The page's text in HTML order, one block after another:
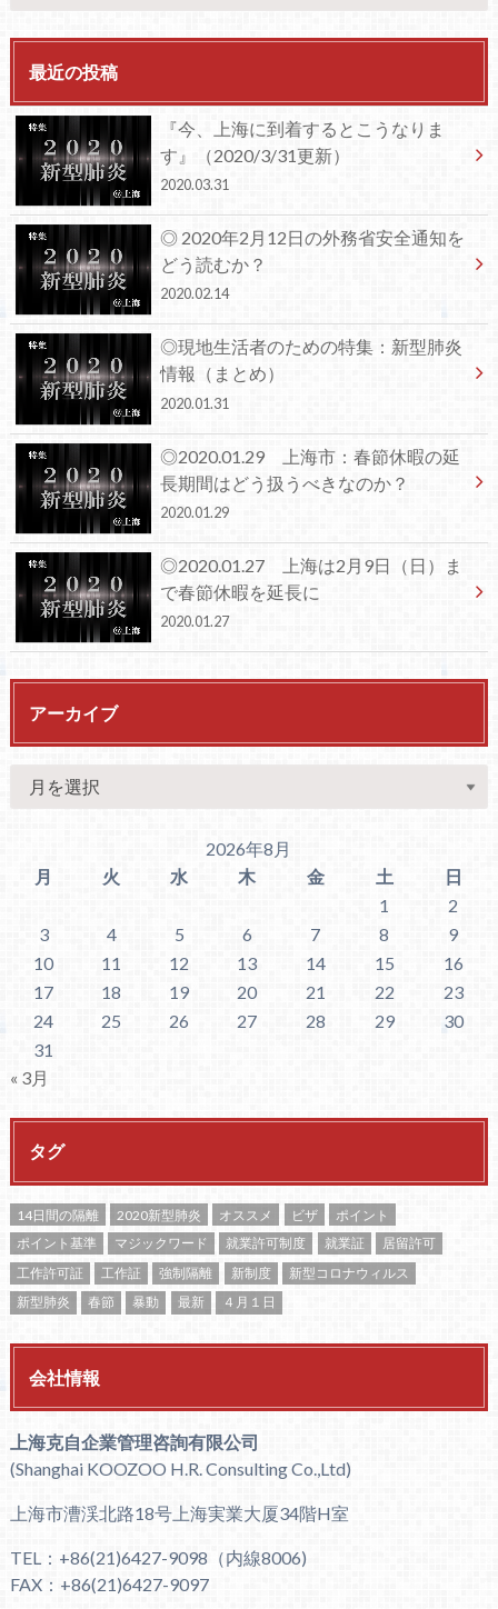
最近の投稿
『今、上海に到着するとこうなりま
す』（2020/3/31更新）
2020.03.31
◎ 2020年2月12日の外務省安全通知を
どう読むか？
2020.02.14
◎現地生活者のための特集：新型肺炎
情報（まとめ）
2020.01.31
◎2020.01.29 上海市：春節休暇の延
長期間はどう扱うべきなのか？
2020.01.29
◎2020.01.27 上海は2月9日（日）ま
で春節休暇を延長に
2020.01.27
アーカイブ
2026年8月
月
火 水 木 金 土
日
1
2
3
4 5 6 7 8
9
10
11 12 13 14 15
16
17
18 19 20 21 22
23
24
25 26 27 28 29
30
31
« 3月
タグ
14日間の隔離 2020新型肺炎 オススメ ビザ
ポイント
ポイント基準
マジックワード 就業許可制度 就業証
居留許可
工作許可証
工作証 強制隔離 新制度
新型コロナウィルス
新型肺炎
春節 暴動 最新 ４月１日
会社情報
上海克自企業管理咨詢有限公司
(Shanghai KOOZOO H.R. Consulting Co.,Ltd)
上海市漕渓北路18号上海実業大厦34階H室
TEL：+86(21)6427-9098（内線8006)
FAX：+86(21)6427-9097